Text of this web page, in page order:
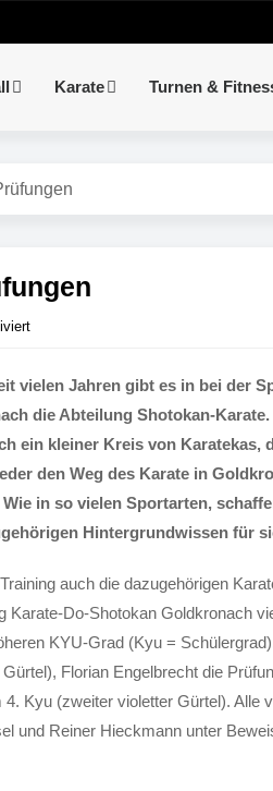
Karate Turnen &
vielen Jahren gibt es in bei der
die Abteilung Shotokan-
ein kleiner Kreis von Karatekas,
den Weg des Karate in
in so vielen Sportarten,
Hintergrundwissen für
auch die dazugehörigen
Karate-Do-Shotokan Goldkronach
KYU-Grad (Kyu =
Florian Engelbrecht die
Kyu (zweiter violetter Gürtel). Alle
und Reiner Hieckmann unter